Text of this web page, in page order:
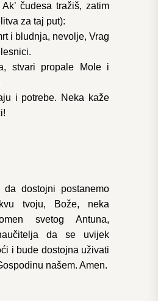
čudesa tražiš, zatim
za taj put):
i bludnja, nevolje, Vrag
stvari propale Mole i
i potrebe. Neka kaže
dostojni postanemo
tvoju, Bože, neka
svetog Antuna,
da se uvijek
i bude dostojna uživati
našem. Amen.